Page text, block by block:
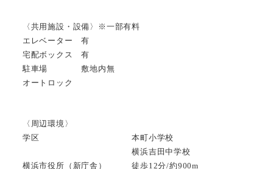
〈共用施設・設備〉※一部有料
エレベーター 有
宅配ボックス 有
駐車場 敷地内無
オートロック
〈周辺環境〉
学区 本町小学校
横浜吉田中学校
横浜市役所（新庁舎） 徒歩12分/約900m